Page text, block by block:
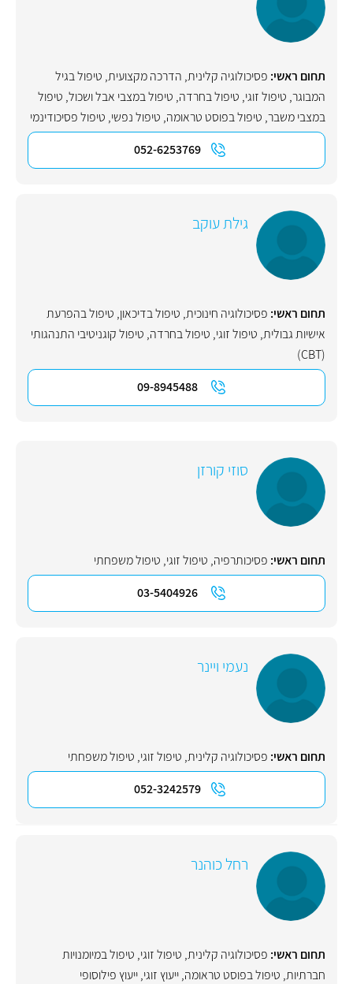
תחום ראשי: פסיכולוגיה קלינית, הדרכה מקצועית, טיפול בגיל
המבוגר, טיפול זוגי, טיפול בחרדה, טיפול במצבי אבל ושכול, טיפול
במצבי משבר, טיפול בפוסט טראומה, טיפול נפשי, טיפול פסיכודינמי
052-6253769
גילת עוקב
תחום ראשי: פסיכולוגיה חינוכית, טיפול בדיכאון, טיפול בהפרעת
אישיות גבולית, טיפול זוגי, טיפול בחרדה, טיפול קוגניטיבי התנהגותי
(CBT)
09-8945488
סוזי קורזן
תחום ראשי: פסיכותרפיה, טיפול זוגי, טיפול משפחתי
03-5404926
נעמי ויינר
תחום ראשי: פסיכולוגיה קלינית, טיפול זוגי, טיפול משפחתי
052-3242579
רחל כוהנר
תחום ראשי: פסיכולוגיה קלינית, טיפול זוגי, טיפול במיומנויות
חברתיות, טיפול בפוסט טראומה,ייעוץ זוגי,ייעוץ פילוסופי